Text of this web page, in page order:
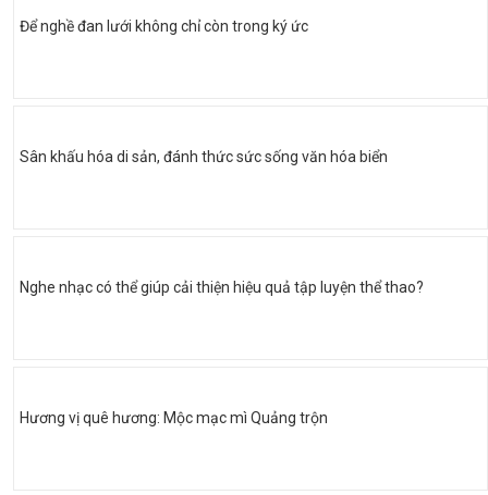
Để nghề đan lưới không chỉ còn trong ký ức
Sân khấu hóa di sản, đánh thức sức sống văn hóa biển
Nghe nhạc có thể giúp cải thiện hiệu quả tập luyện thể thao?
Hương vị quê hương: Mộc mạc mì Quảng trộn